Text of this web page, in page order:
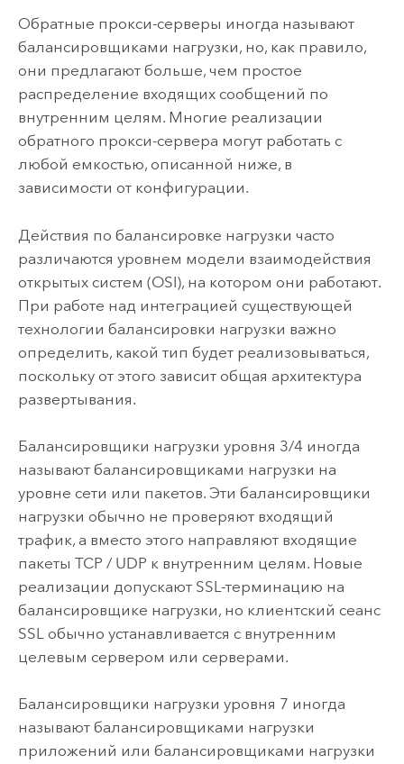
Обратные прокси-серверы иногда называют
балансировщиками нагрузки, но, как правило,
они предлагают больше, чем простое
распределение входящих сообщений по
внутренним целям. Многие реализации
обратного прокси-сервера могут работать с
любой емкостью, описанной ниже, в
зависимости от конфигурации.
Действия по балансировке нагрузки часто
различаются уровнем модели взаимодействия
открытых систем (OSI), на котором они работают.
При работе над интеграцией существующей
технологии балансировки нагрузки важно
определить, какой тип будет реализовываться,
поскольку от этого зависит общая архитектура
развертывания.
Балансировщики нагрузки уровня 3/4 иногда
называют балансировщиками нагрузки на
уровне сети или пакетов. Эти балансировщики
нагрузки обычно не проверяют входящий
трафик, а вместо этого направляют входящие
пакеты TCP / UDP к внутренним целям. Новые
реализации допускают SSL-терминацию на
балансировщике нагрузки, но клиентский сеанс
SSL обычно устанавливается с внутренним
целевым сервером или серверами.
Балансировщики нагрузки уровня 7 иногда
называют балансировщиками нагрузки
приложений или балансировщиками нагрузки